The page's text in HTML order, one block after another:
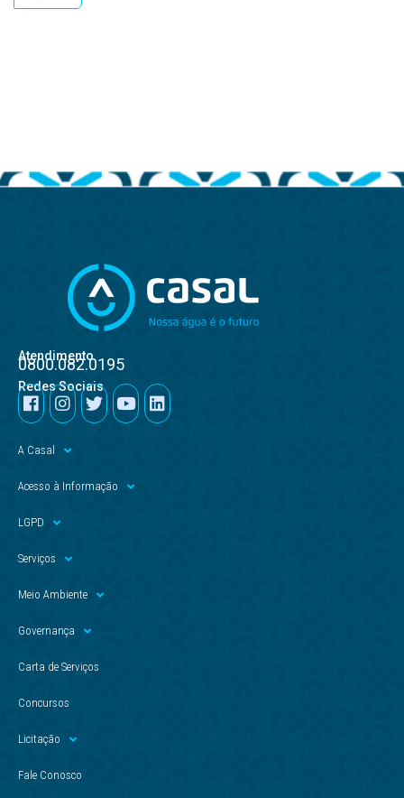
Atendimento
0800.082.0195
Redes Sociais
A Casal
Acesso à Informação
LGPD
Serviços
Meio Ambiente
Governança
Carta de Serviços
Concursos
Licitação
Fale Conosco